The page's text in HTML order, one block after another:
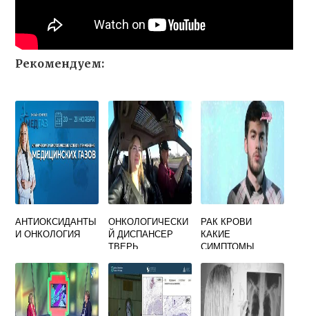
Рекомендуем:
АНТИОКСИДАНТЫ
И ОНКОЛОГИЯ
ОНКОЛОГИЧЕСКИ
Й ДИСПАНСЕР
ТВЕРЬ
РАК КРОВИ
КАКИЕ
СИМПТОМЫ